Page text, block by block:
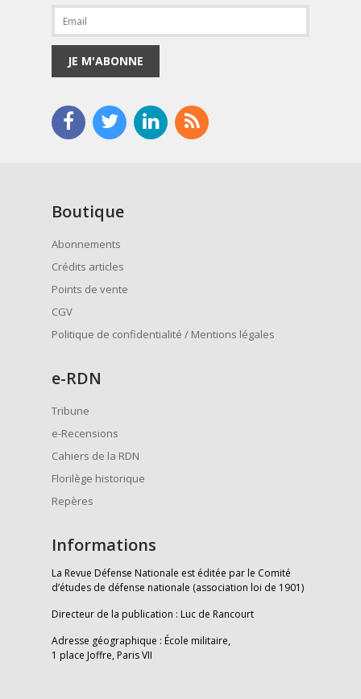
JE M'ABONNE
Boutique
Abonnements
Crédits articles
Points de vente
CGV
Politique de confidentialité / Mentions légales
e-RDN
Tribune
e-Recensions
Cahiers de la RDN
Florilège historique
Repères
Informations
La Revue Défense Nationale est éditée par le Comité
d’études de défense nationale (association loi de 1901)
Directeur de la publication : Luc de Rancourt
Adresse géographique : École militaire,
1 place Joffre, Paris VII